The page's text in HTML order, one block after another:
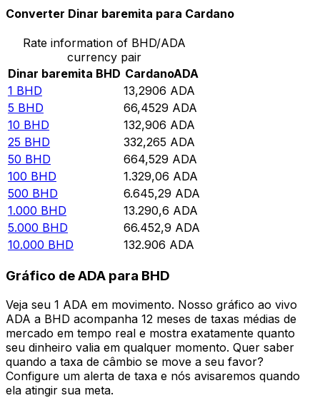
Converter Dinar baremita para Cardano
Rate information of BHD/ADA
currency pair
Dinar baremita BHD CardanoADA
1 BHD 13,2906 ADA
5 BHD 66,4529 ADA
10 BHD 132,906 ADA
25 BHD 332,265 ADA
50 BHD 664,529 ADA
100 BHD 1.329,06 ADA
500 BHD 6.645,29 ADA
1.000 BHD 13.290,6 ADA
5.000 BHD 66.452,9 ADA
10.000 BHD 132.906 ADA
Gráfico de ADA para BHD
Veja seu 1 ADA em movimento. Nosso gráfico ao vivo
ADA a BHD acompanha 12 meses de taxas médias de
mercado em tempo real e mostra exatamente quanto
seu dinheiro valia em qualquer momento. Quer saber
quando a taxa de câmbio se move a seu favor?
Configure um alerta de taxa e nós avisaremos quando
ela atingir sua meta.